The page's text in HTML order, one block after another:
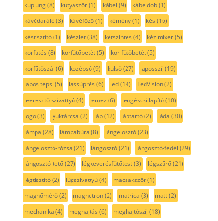
kuplung(8) kutyaszőr(1) kábel (9) kábeldob(1)
kávédaráló(3) kávéfőző(1) kémény(1) kés (16)
késtisztító(1) készlet(38) kétszintes (4) kézimixer(5)
körfütés (8) körfűtőbetét(5) kör fűtőbetét(5)
körfűtőszál (6) középső(9) külső(27) laposszíj (19)
lapos tepsi (5) lassúprés (6) led(14) LedVision(2)
leeresztő szivattyú(4) lemez (6) lengéscsillapító(10)
logo(3) lyuktárcsa (2) láb(12) lábtartó(2) láda (30)
lámpa (28) lámpabúra (8) lángelosztó(23)
lángelosztó-rózsa (21) lángosztó(21) lángosztó-fedél (29)
lángosztó-tető(27) légkeverésfűtőtest(3) légszűrő(21)
légtisztító(2) lúgszivattyú(4) macsakszőr(1)
maghőmérő(2) magnetron(2) matrica (3) matt(2)
mechanika (4) meghajtás (6) meghajtószíj (18)